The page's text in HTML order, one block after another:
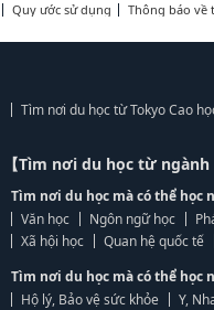
Quy ước sử dụng
Thông báo về
Tìm nơi du học từ Tokyo Cao
【Tìm nơi du học từ ngành
Tìm nơi du học mà có thể học
Văn học
Ngôn ngữ học
Xã hội học
Quan hệ quốc tế
Tìm nơi du học mà có thể học
Hộ lý, Bảo vệ sức khỏe
Y,